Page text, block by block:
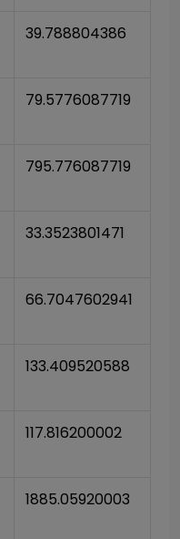
39.788804386
79.5776087719
795.776087719
33.3523801471
66.7047602941
133.409520588
117.816200002
1885.05920003